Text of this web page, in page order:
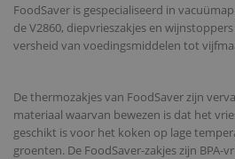
FoodSaver is gespecialiseerd in
de V2860, diepvrieszakjes en
versheid van voedingsmiddelen tot
De thermozakjes van FoodSaver zijn
materiaal waarvan bewezen is dat het
geschikt is voor het koken op lage
groenten. De FoodSaver-zakjes zijn BPA-